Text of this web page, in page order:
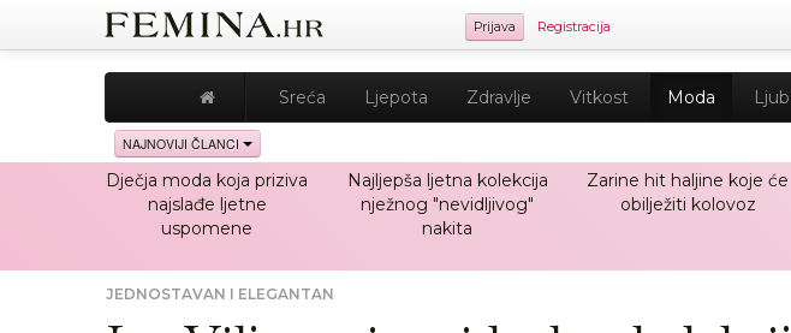
Prijava Registracija
Sreća Ljepota Zdravlje Vitkost Moda
NAJNOVIJI ČLANCI
Dječja moda koja priziva
najslađe ljetne
uspomene
Najljepša ljetna kolekcija
nježnog "nevidljivog"
nakita
Zarine hit haljine koje će
obilježiti kolovoz
JEDNOSTAVAN I ELEGANTAN